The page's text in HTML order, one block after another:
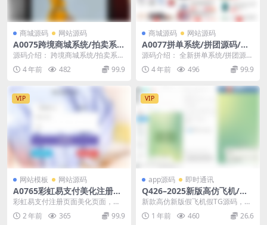
商城源码 网站源码
A0075跨境商城系统/拍卖系
统/竞拍系统/高端商城/虚拟币
支付
源码介绍： 跨境商城系统/拍卖系
统/竞拍系统/高端商城/虚拟币支付
大概看了下，...
4 年前 482 99.9
商城源码 网站源码
A0077拼单系统/拼团源码/商
品交易拼单系统
源码介绍： 全新拼单系统/拼团源
码/商品交易拼单系统 这是一个全新
开发的拼单系统...
4 年前 496 99.9
VIP
网站模板 网站源码
A0765彩虹易支付美化注册页
面
彩虹易支付注册页面美化页面，喜
欢的可以去修改了。
2 年前 365 99.9
VIP
app源码 即时通讯
Q426–2025新版高仿飞机/仿T
G源码+视频搭建教程
新款高仿新版假飞机假TG源码，文
件包中有详细视频搭建教程 源码仅
供学习交流使用，...
1 年前 460 26.6